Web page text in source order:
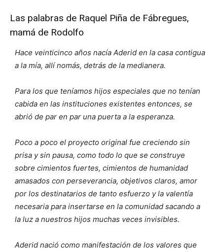
Las palabras de Raquel Piña de Fábregues,
mamá de Rodolfo
Hace veinticinco años nacía Aderid en la casa contigua
a la mía, allí nomás, detrás de la medianera.
Para los que teníamos hijos especiales que no tenían
cabida en las instituciones existentes entonces, se
abrió de par en par una puerta a la esperanza.
Poco a poco el proyecto original fue creciendo sin
prisa y sin pausa, como todo lo que se construye
sobre cimientos fuertes, cimientos de humanidad
amasados con perseverancia, objetivos claros, amor
por los destinatarios de tanto esfuerzo y la valentía
necesaria para insertarse en la comunidad sacando a
la luz a nuestros hijos muchas veces invisibles.
Aderid nació como manifestación de los valores que